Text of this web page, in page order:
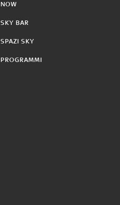
NOW
SKY BAR
SPAZI SKY
PROGRAMMI